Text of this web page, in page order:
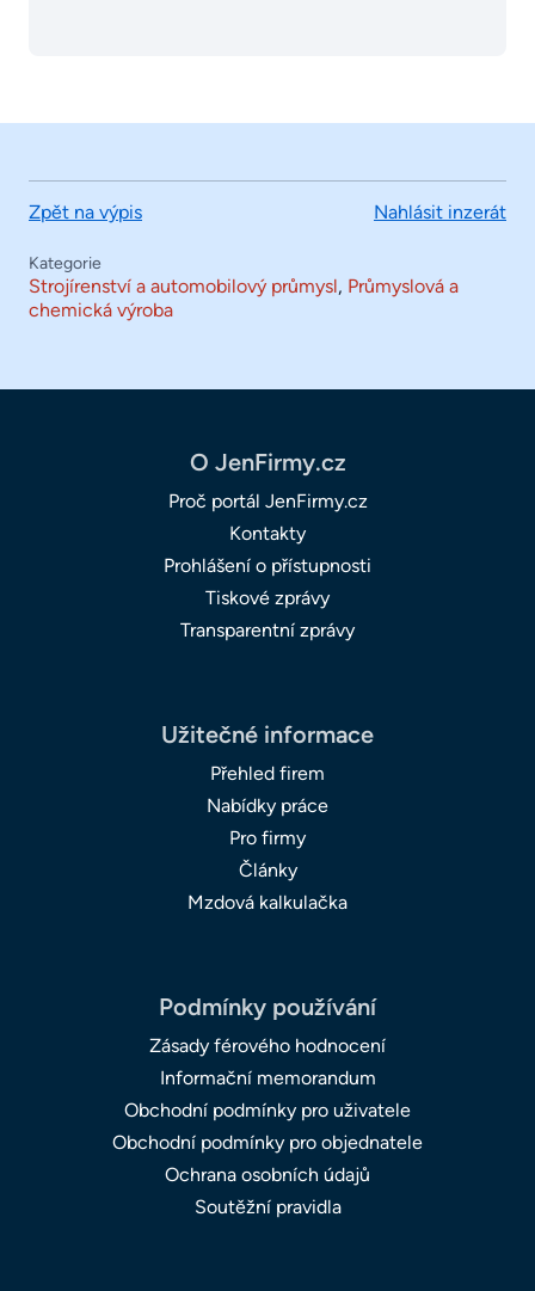
Zpět na výpis Nahlásit inzerát
Kategorie
Strojírenství a automobilový průmysl, Průmyslová a
chemická výroba
O JenFirmy.cz
Proč portál JenFirmy.cz
Kontakty
Prohlášení o přístupnosti
Tiskové zprávy
Transparentní zprávy
Užitečné informace
Přehled firem
Nabídky práce
Pro firmy
Články
Mzdová kalkulačka
Podmínky používání
Zásady férového hodnocení
Informační memorandum
Obchodní podmínky pro uživatele
Obchodní podmínky pro objednatele
Ochrana osobních údajů
Soutěžní pravidla